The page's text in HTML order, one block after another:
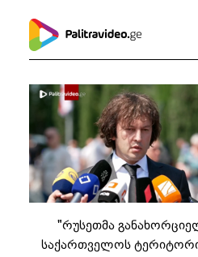
"რუსეთმა
საქართველოს